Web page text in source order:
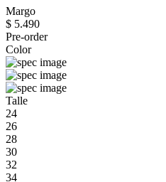
Margo
$ 5.490
Pre-order
Color
Talle
24
26
28
30
32
34